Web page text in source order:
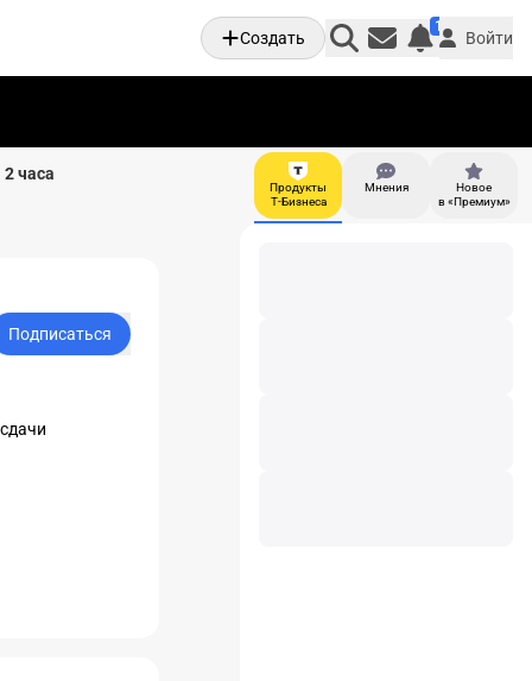
Создать
1
Личные
Войти
часа
Подписаться
Продукты
Т-Бизнеса
Мнения
Новое
в «Премиум»